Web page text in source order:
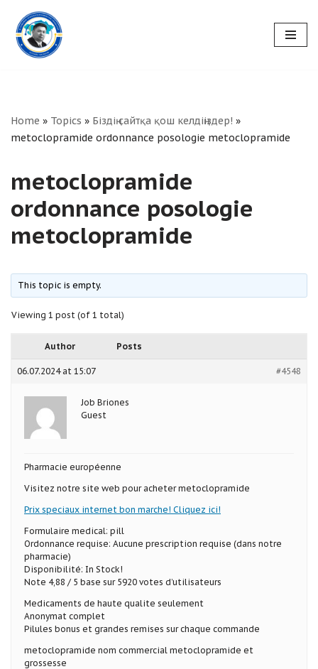
Skip
to
Home » Topics » Біздің сайтқа қош келдіңіздер! »
metoclopramide ordonnance posologie metoclopramide
metoclopramide
ordonnance posologie
metoclopramide
This topic is empty.
Viewing 1 post (of 1 total)
Author Posts
06.07.2024 at 15:07 #4548
Job Briones
Guest
Pharmacie européenne
Visitez notre site web pour acheter metoclopramide
Prix speciaux internet bon marche! Cliquez ici!
Formulaire medical: pill
Ordonnance requise: Aucune prescription requise (dans notre
pharmacie)
Disponibilité: In Stock!
Note 4,88 / 5 base sur 5920 votes d’utilisateurs
Medicaments de haute qualite seulement
Anonymat complet
Pilules bonus et grandes remises sur chaque commande
metoclopramide nom commercial metoclopramide et
grossesse